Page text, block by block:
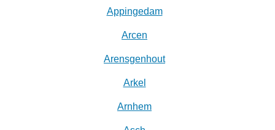
Appingedam
Arcen
Arensgenhout
Arkel
Arnhem